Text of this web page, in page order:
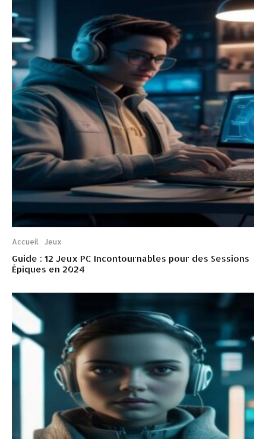
Accueil Jeux
Guide : 12 Jeux PC Incontournables pour des Sessions
Épiques en 2024